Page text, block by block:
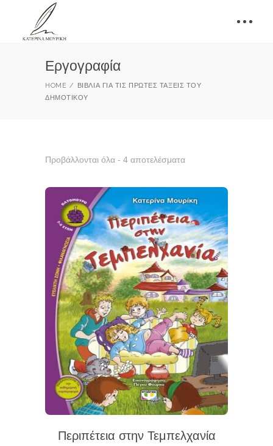
Εργογραφία
HOME
ΒΙΒΛΊΑ ΓΙΑ ΤΙΣ ΠΡΏΤΕΣ ΤΆΞΕΙΣ ΤΟΥ
ΔΗΜΟΤΙΚΟΎ
Προβάλλονται όλα - 4 αποτελέσματα
Περιπέτεια στην Τεμπελχανία